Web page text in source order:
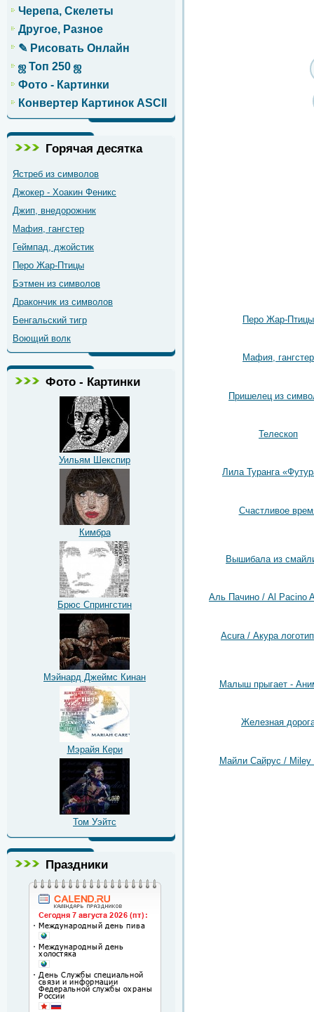
Черепа, Скелеты
Другое, Разное
✎ Рисовать Онлайн
ஜ Топ 250 ஜ
Фото - Картинки
Конвертер Картинок ASCII
Горячая десятка
Ястреб из символов
Джокер - Хоакин Феникс
Джип, внедорожник
Мафия, гангстер
Геймпад, джойстик
Перо Жар-Птицы
Бэтмен из символов
Дракончик из символов
Бенгальский тигр
Воющий волк
Фото - Картинки
Уильям Шекспир
Кимбра
Брюс Спрингстин
Мэйнард Джеймс Кинан
Мэрайя Кери
Том Уэйтс
Праздники
Перо Жар-Птицы
Мафия, гангстер
Пришелец из
Телескоп
Лила Туранга
Счастливое
Вышибала из
Аль Пачино / Al Pacino
Acura / Акура
Малыш прыгает -
Железная
Майли Сайрус / Miley